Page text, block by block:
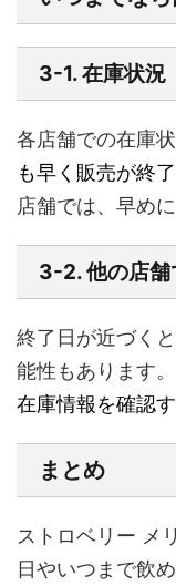
3-1. 在庫状況
各店舗での在庫
も早く販売が終
店舗では、早め
3-2. 他の店舗
終了日が近づく
能性もあります。
在庫情報を確認
まとめ
ストロベリー メ
日やいつまで飲